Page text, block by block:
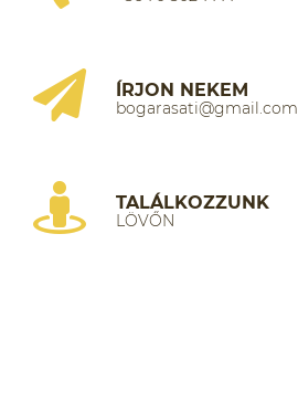
ÍRJON NEKEM
bogarasati@gmail.com
TALÁLKOZZUNK
LÖVŐN